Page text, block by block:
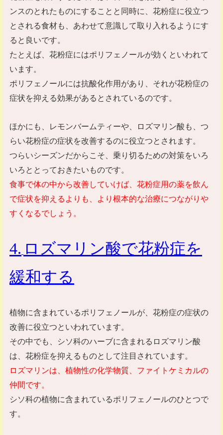
ンスのとれたものにすることと同時に、花粉症に役立つ
とされる食材も、あわせて意識して取り入れるようにす
ると良いです。
たとえば、花粉症にはポリフェノールが効くといわれて
います。
ポリフェノールには抗酸化作用があり、それが花粉症の
症状を抑える効果があるとされているのです。
ほかにも、レモンバームティーや、ロズマリン酸も、つ
らい花粉症の症状を改善するのに役立つとされます。
つらいシーズンだからこそ、乗り切るための対策をいろ
いろととっておきたいものです。
食事で体の中から改善していけば、花粉症用の薬を飲ん
で症状を抑えるよりも、より根本的な治療につながりや
すくなるでしょう。
4. ロズマリン酸で花粉症を
緩和する
植物に含まれているポリフェノールが、花粉症の症状の
改善に役立つといわれています。
その中でも、シソ科のハーブに含まれるロズマリン酸
は、花粉症を抑えるものとして注目されています。
ロズマリンは、植物性の化学物質、ファイトケミカルの
仲間です。
シソ科の植物に含まれているポリフェノールのひとつで
す。